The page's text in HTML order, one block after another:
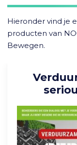
Hieronder vind je
producten van
Bewegen.